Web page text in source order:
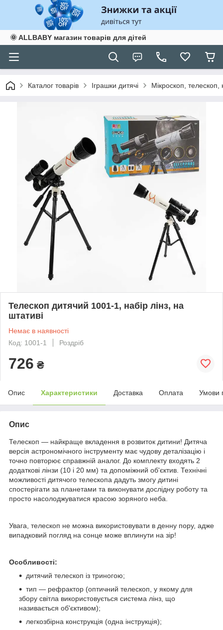
🌞 ALLBABY магазин товарів для дітей
Каталог товарів Іграшки дитячі Мікроскоп, телескоп,
Телескоп дитячий 1001-1, набір лінз, на
штативі
Немає в наявності
Код: 1001-1
Роздріб
726 ₴
Опис Характеристики Доставка Оплата Умови
Опис
Телескоп — найкраще вкладення в розвиток дитини! Дитяча
версія астрономічного інструменту має чудову деталізацію і
точно повторює справжній аналог. До комплекту входять 2
додаткові лінзи (10 і 20 мм) та допоміжний об'єктив. Технічні
можливості дитячого телескопа дадуть змогу дитині
спостерігати за планетами та виконувати дослідну роботу та
просто насолоджуватися красою зоряного неба.
Увага, телескоп не можна використовувати в денну пору, адже
випадковий погляд на сонце може вплинути на зір!
Особливості:
дитячий телескоп із триногою;
тип — рефрактор (оптичний телескоп, у якому для
збору світла використовується система лінз, що
називається об'єктивом);
легкозбірна конструкція (одна інструкція);